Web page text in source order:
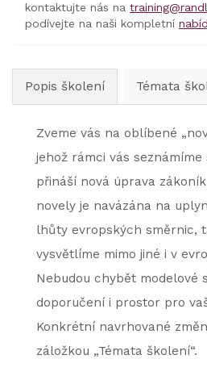
kontaktujte nás na
podívejte na naši kompletní
Popis školení Témata
Zveme vás na oblíbené
jehož rámci vás
přináší nová úprava
novely je navázána na
lhůty evropských směrnic,
vysvětlíme mimo jiné i v
Nebudou chybět modelové
doporučení i prostor pro
Konkrétní navrhované
záložkou „Témata školení“.